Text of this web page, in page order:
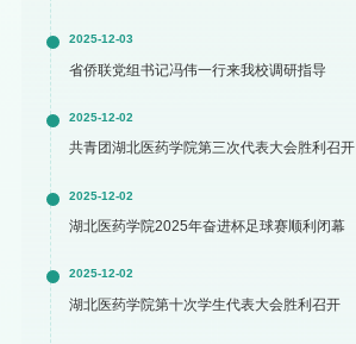
2025-12-03
省侨联党组书记冯伟一行来我校调研指导
2025-12-02
共青团湖北医药学院第三次代表大会胜利召开
2025-12-02
湖北医药学院2025年奋进杯足球赛顺利闭幕
2025-12-02
湖北医药学院第十次学生代表大会胜利召开